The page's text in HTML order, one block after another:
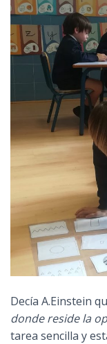
Decía A.Einstein
donde reside la
tarea sencilla y